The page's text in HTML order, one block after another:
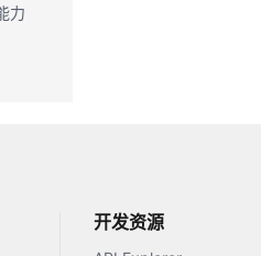
开发资源